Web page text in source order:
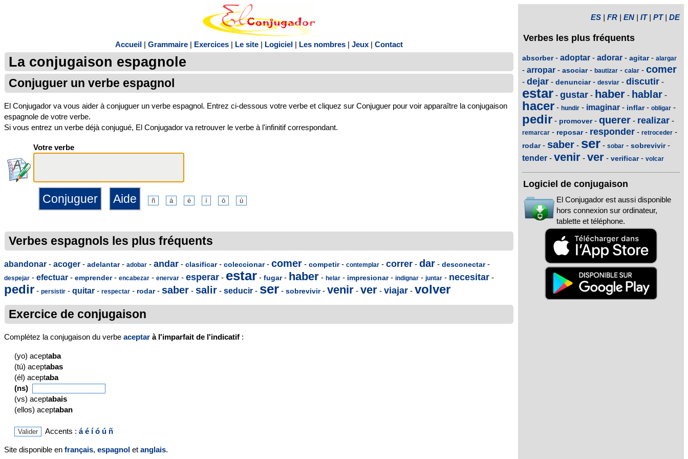
Accueil | Grammaire | Exercices | Le site | Logiciel | Les nombres | Jeux | Contact
La conjugaison espagnole
Conjuguer un verbe espagnol
El Conjugador va vous aider à conjuguer un verbe espagnol. Entrez ci-dessous votre verbe et cliquez sur Conjuguer pour voir apparaître la conjugaison
espagnole de votre verbe.
Si vous entrez un verbe déjà conjugué, El Conjugador va retrouver le verbe à l'infinitif correspondant.
Votre verbe
Verbes espagnols les plus fréquents
abandonar - acoger - adelantar- adobar - andar - clasificar- coleccionar- comer - competir- contemplar - correr - dar - desconectar-
despejar - efectuar - emprender- encabezar - enervar - esperar - estar - fugar- haber - helar - impresionar- indignar - juntar - necesitar -
pedir - persistir - quitar - respectar - rodar- saber - salir - seducir - ser - sobrevivir- venir - ver - viajar - volver
Exercice de conjugaison
Complétez la conjugaison du verbe aceptar à l'imparfait de l'indicatif :
(yo) aceptaba
(tú) aceptabas
(él) aceptaba
(ns)
(vs) aceptabais
(ellos) aceptaban
Accents : á é í ó ú ñ
Site disponible en français, espagnol et anglais.
ES | FR | EN | IT| PT| DE
Verbes les plus fréquents
absorber- adoptar - adorar - agitar- alargar
- arropar - asociar- bautizar - calar - comer
- dejar - denunciar- desviar - discutir -
estar - gustar - haber - hablar -
hacer - hundir - imaginar - inflar- obligar -
pedir - promover- querer - realizar -
remarcar - reposar- responder - retroceder -
rodar- saber - ser - sobar - sobrevivir-
tender - venir - ver - verificar- volcar
Logiciel de conjugaison
El Conjugador est aussi disponible
hors connexion sur ordinateur,
tablette et téléphone.